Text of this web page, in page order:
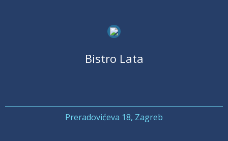
Bistro Lata
Preradovićeva 18, Zagreb